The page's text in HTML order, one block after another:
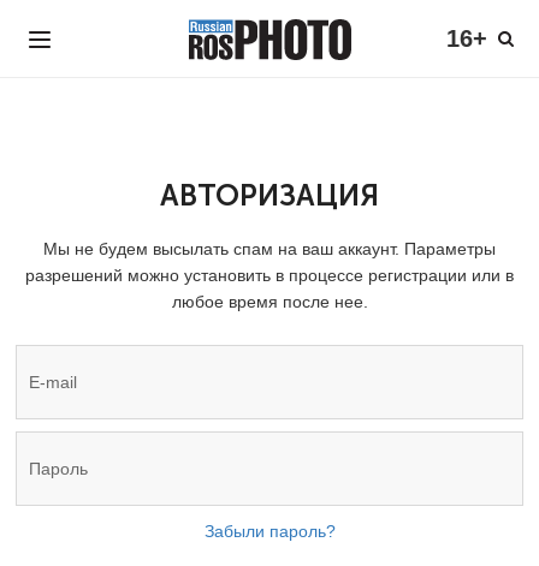
16+
АВТОРИЗАЦИЯ
Мы не будем высылать спам на ваш аккаунт. Параметры
разрешений можно установить в процессе регистрации или в
любое время после нее.
Забыли пароль?